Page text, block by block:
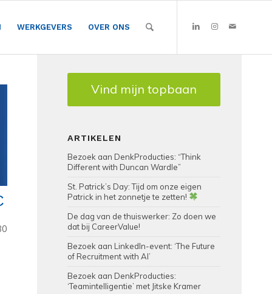
WERKGEVERS OVER ONS
Vind mijn topbaan
ARTIKELEN
Bezoek aan DenkProducties: “Think
Different with Duncan Wardle”
St. Patrick’s Day: Tijd om onze eigen
Patrick in het zonnetje te zetten!
De dag van de thuiswerker: Zo doen we
dat bij CareerValue!
Bezoek aan LinkedIn-event: ‘The Future
of Recruitment with AI’
Bezoek aan DenkProducties:
‘Teamintelligentie’ met Jitske Kramer